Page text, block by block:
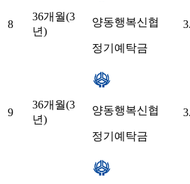
8
36개월(3
년)
양동행복신협
정기예탁금
9
36개월(3
년)
양동행복신협
정기예탁금